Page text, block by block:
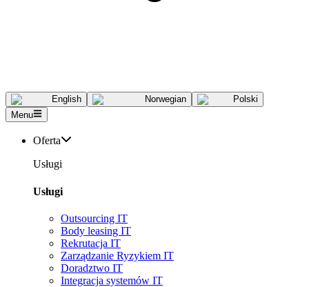
English Norwegian
Polski
Menu
Oferta
Usługi
Usługi
Outsourcing IT
Body leasing IT
Rekrutacja IT
Zarządzanie Ryzykiem IT
Doradztwo IT
Integracja systemów IT